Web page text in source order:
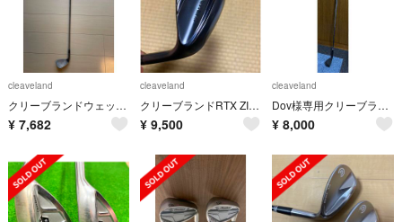
cleaveland
クリーブランドウェッジ 48°
¥ 7,682
cleaveland
クリーブランドRTX ZIP COREブラックサテン56°
¥ 9,500
cleaveland
Dov様専用クリーブランド RTX ZIPCORE ブラックサテン46°
¥ 8,000